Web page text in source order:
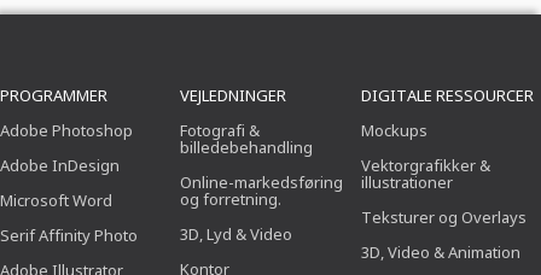
PROGRAMMER
Adobe Photoshop
Adobe InDesign
Microsoft Word
Serif Affinity Photo
Adobe Illustrator
VEJLEDNINGER
Fotografi &
billedebehandling
Online-markedsføring
og forretning.
3D, Lyd & Video
Kontor
DIGITALE RESSOURCER
Mockups
Vektorgrafikker &
illustrationer
Teksturer og Overlays
3D, Video & Animation